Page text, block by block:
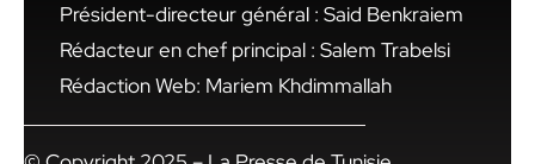
Président-directeur général : Said Benkraiem
Rédacteur en chef principal : Salem Trabelsi
Rédaction Web: Mariem Khdimmallah